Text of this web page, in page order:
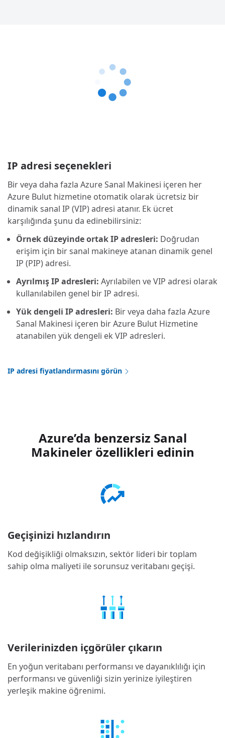
IP adresi seçenekleri
Bir veya daha fazla Azure Sanal Makinesi içeren her
Azure Bulut hizmetine otomatik olarak ücretsiz bir
dinamik sanal IP (VIP) adresi atanır. Ek ücret
karşılığında şunu da edinebilirsiniz:
Örnek düzeyinde ortak IP adresleri: Doğrudan
erişim için bir sanal makineye atanan dinamik genel
IP (PIP) adresi.
Ayrılmış IP adresleri: Ayrılabilen ve VIP adresi olarak
kullanılabilen genel bir IP adresi.
Yük dengeli IP adresleri: Bir veya daha fazla Azure
Sanal Makinesi içeren bir Azure Bulut Hizmetine
atanabilen yük dengeli ek VIP adresleri.
IP adresi fiyatlandırmasını görün
Azure’da benzersiz Sanal
Makineler özellikleri edinin
Geçişinizi hızlandırın
Kod değişikliği olmaksızın, sektör lideri bir toplam
sahip olma maliyeti ile sorunsuz veritabanı geçişi.
Verilerinizden içgörüler çıkarın
En yoğun veritabanı performansı ve dayanıklılığı için
performansı ve güvenliği sizin yerinize iyileştiren
yerleşik makine öğrenimi.